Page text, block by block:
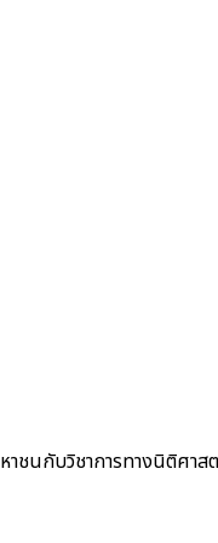
าชนกับวิชาการทางนิติศาส